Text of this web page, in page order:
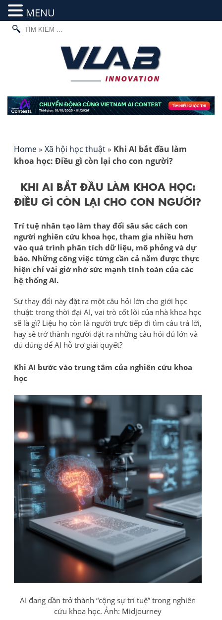
Skip
TÌM
KIẾM
Home » Xã hội học thuật » Khi AI bắt đầu làm
khoa học: Điều gì còn lại cho con người?
KHI AI BẮT ĐẦU LÀM KHOA HỌC:
ĐIỀU GÌ CÒN LẠI CHO CON NGƯỜI?
Trí tuệ nhân tạo làm thay đổi sâu sắc cách con
người nghiên cứu khoa học, tham gia nhiều hơn
vào quá trình phân tích dữ liệu, mô phỏng và dự
báo. Những công việc từng cần cả năm được thực
hiện chỉ vài giờ nhờ sức mạnh tính toán của các
hệ thống AI.
Sự thay đổi này đặt ra một câu hỏi lớn cho giới học
thuật: trong thời đại AI, vai trò cốt lõi của nhà khoa học
sẽ là gì? Liệu họ còn là người trực tiếp đi tìm câu trả lời,
hay sẽ trở thành người đặt ra những câu hỏi đủ lớn và
đủ đúng để AI hỗ trợ giải quyết?
Khi AI bước vào trung tâm của nghiên cứu khoa
học
AI đang dần trở thành “cộng sự trí tuệ” trong nghiên
cứu khoa học. Ảnh: Midjourney
MENU